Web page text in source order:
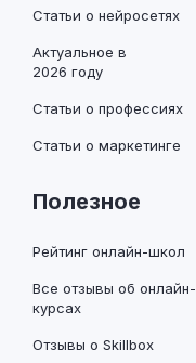
Статьи о нейросетях
Актуальное в
2026 году
Статьи о профессиях
Статьи о маркетинге
Полезное
Рейтинг онлайн-школ
Все отзывы об онлайн-
курсах
Отзывы о Skillbox